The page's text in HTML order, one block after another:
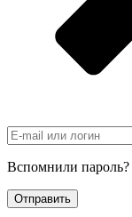
Вспомнили пароль?
Отправить